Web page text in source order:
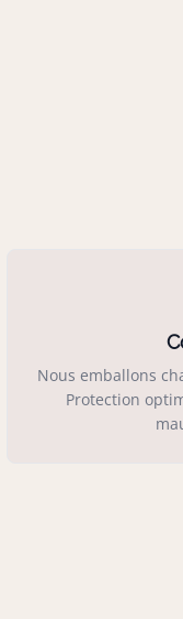
Nous emballons
Protection